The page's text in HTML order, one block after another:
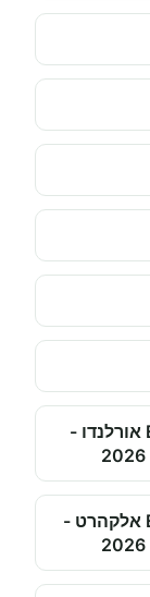
השכרת קרוואנים - El Monte אורלנדו -
השכרת קרוואנים - El Monte אלקהרט -